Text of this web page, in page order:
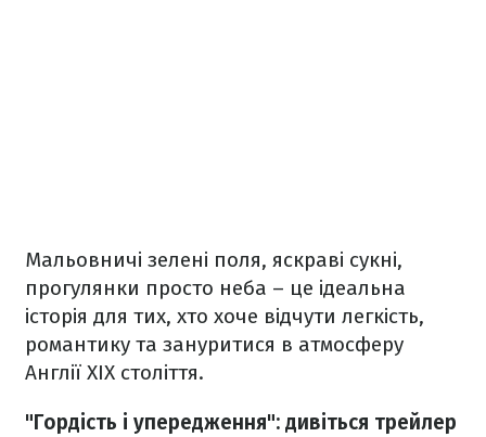
Мальовничі зелені поля, яскраві сукні,
прогулянки просто неба – це ідеальна
історія для тих, хто хоче відчути легкість,
романтику та зануритися в атмосферу
Англії XIX століття.
"Гордість і упередження": дивіться трейлер